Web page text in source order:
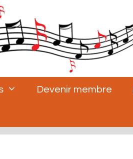
Devenir membre